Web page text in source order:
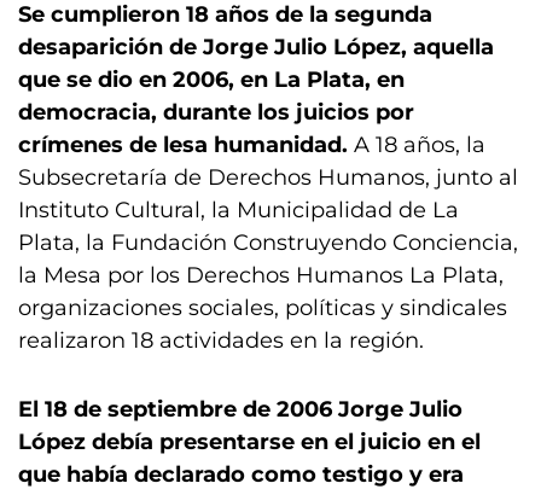
Se cumplieron 18 años de la segunda
desaparición de Jorge Julio López, aquella
que se dio en 2006, en La Plata, en
democracia, durante los juicios por
crímenes de lesa humanidad. A 18 años, la
Subsecretaría de Derechos Humanos, junto al
Instituto Cultural, la Municipalidad de La
Plata, la Fundación Construyendo Conciencia,
la Mesa por los Derechos Humanos La Plata,
organizaciones sociales, políticas y sindicales
realizaron 18 actividades en la región.
El 18 de septiembre de 2006 Jorge Julio
López debía presentarse en el juicio en el
que había declarado como testigo y era